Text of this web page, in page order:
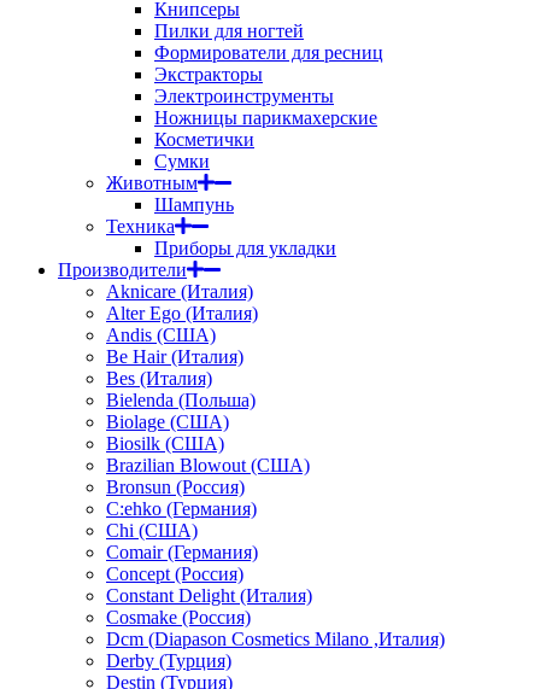
Книпсеры
Пилки для ногтей
Формирователи для ресниц
Экстракторы
Электроинструменты
Ножницы парикмахерские
Косметички
Сумки
Животным
Шампунь
Техника
Приборы для укладки
Производители
Aknicare (Италия)
Alter Ego (Италия)
Andis (США)
Be Hair (Италия)
Bes (Италия)
Bielenda (Польша)
Biolage (США)
Biosilk (США)
Brazilian Blowout (США)
Bronsun (Россия)
C:ehko (Германия)
Chi (США)
Comair (Германия)
Concept (Россия)
Constant Delight (Италия)
Cosmake (Россия)
Dcm (Diapason Cosmetics Milano ,Италия)
Derby (Турция)
Destin (Турция)